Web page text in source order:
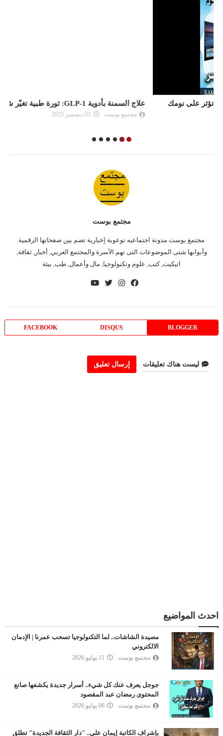
علاج السمنة بأدوية GLP-1: ثورة طبية تغيّر شكل فقدان الوزن
مجتمع بوست
مجتمع بوست مدونة اجتماعيه توعوية إخبارية تضم بين صفحاتها الرقمية
وأبوابها شتى الموضوعات التى تهم الأسرة والمجتمع العربي, أخبار, ثقافة,
اتيكيت, كتب, علوم وتكنولوجيا, مال وأعمال, طب, بيئة
BLOGGER
DISQUS
FACEBOOK
ليست هناك تعليقات إرسال تعليق
احدث المواضيع
مصيدة الشاشات.. لما التكنولوجيا تسحب عمرنا | الإدمان
الالكتروني
مجتمع بوست 11 يوليو 2026
جوجل يعرف عنك كل شيء.. أسرار جديدة يكشفها صانع
المحتوى رمضان عبد المقصود
مجتمع بوست 06 يوليو 2026
بإشراف الكاتبة إيمان علي.. "دار الثقافة الجديدة" تطلق